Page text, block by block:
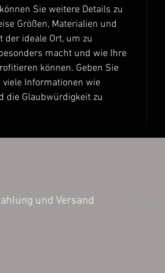
Sie weitere Details zu
Größen, Materialien und
ideale Ort, um zu
macht und wie Ihre
können. Geben Sie
Informationen wie
die Glaubwürdigkeit zu
und Versand